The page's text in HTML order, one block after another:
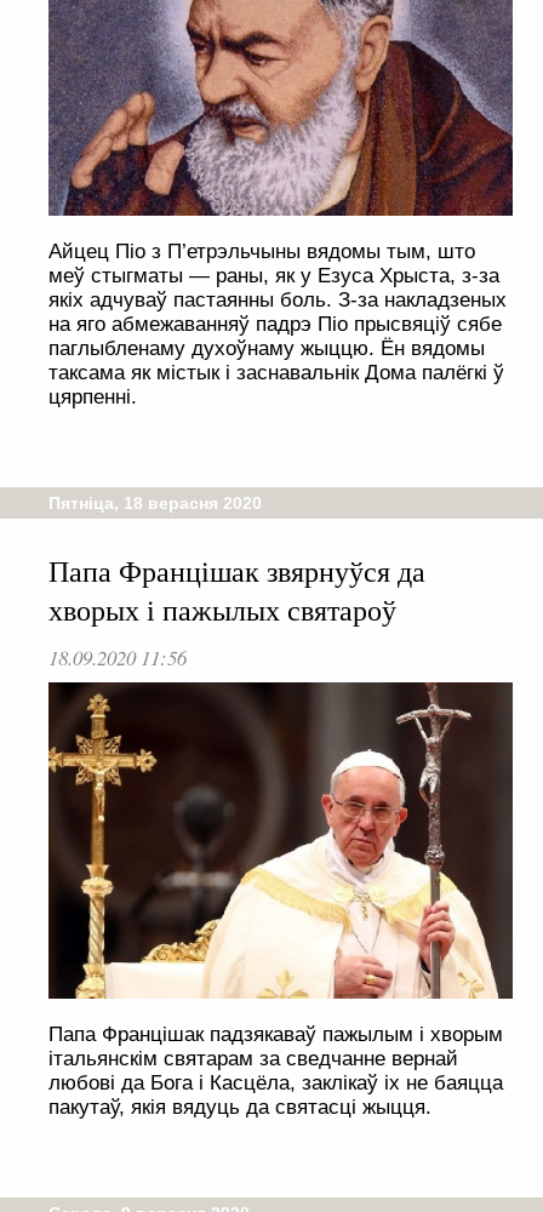
Айцец Піо з П’етрэльчыны вядомы тым, што
меў стыгматы — раны, як у Езуса Хрыста, з-за
якіх адчуваў пастаянны боль. З-за накладзеных
на яго абмежаванняў падрэ Піо прысвяціў сябе
паглыбленаму духоўнаму жыццю. Ён вядомы
таксама як містык і заснавальнік Дома палёгкі ў
цярпенні.
Пятніца, 18 верасня 2020
Папа Францішак звярнуўся да
хворых і пажылых святароў
18.09.2020 11:56
Папа Францішак падзякаваў пажылым і хворым
італьянскім святарам за сведчанне вернай
любові да Бога і Касцёла, заклікаў іх не баяцца
пакутаў, якія вядуць да святасці жыцця.